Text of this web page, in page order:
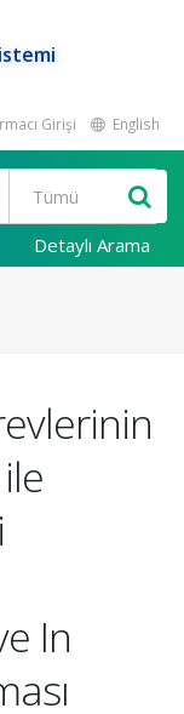
Girişi English
Detaylı Arama
In